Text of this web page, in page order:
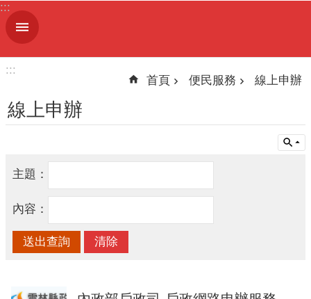
跳到主要內容區塊
進
階
簡
民
服
:::
:::
首頁 便民服務 線上申辦
線上申辦
主題：
內容：